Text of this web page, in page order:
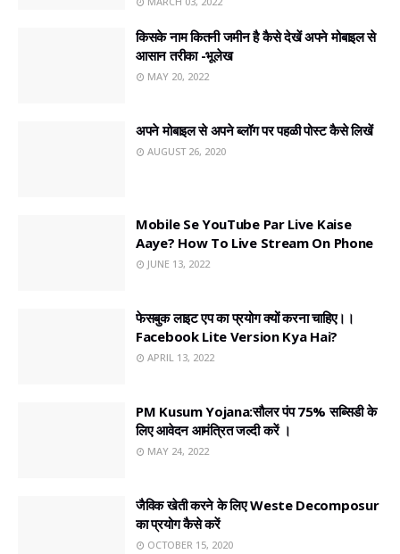
किसके नाम कितनी जमीन है कैसे देखें अपने मोबाइल से
आसान तरीका -भूलेख
MAY 20, 2022
अपने मोबाइल से अपने ब्लॉग पर पहळी पोस्ट कैसे लिखें
AUGUST 26, 2020
Mobile Se YouTube Par Live Kaise
Aaye? How To Live Stream On Phone
JUNE 13, 2022
फेसबुक लाइट एप का प्रयोग क्यों करना चाहिए।।
Facebook Lite Version Kya Hai?
APRIL 13, 2022
PM Kusum Yojana:सौलर पंप 75% सब्सिडी के
लिए आवेदन आमंत्रित जल्दी करें ।
MAY 24, 2022
जैविक खेती करने के लिए Weste Decomposur
का प्रयोग कैसे करें
OCTOBER 15, 2020